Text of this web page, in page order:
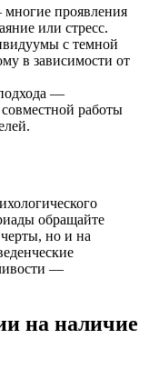
проявления
или стресс.
с темной
в зависимости от
—
работы
обращайте
но и на
—
на наличие